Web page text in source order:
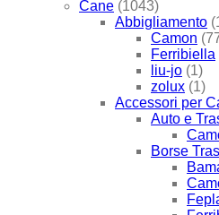
Cane (1043)
Abbigliamento
Camon
Ferribiella
liu-jo (1)
zolux (1)
Accessori per
Auto e
Borse